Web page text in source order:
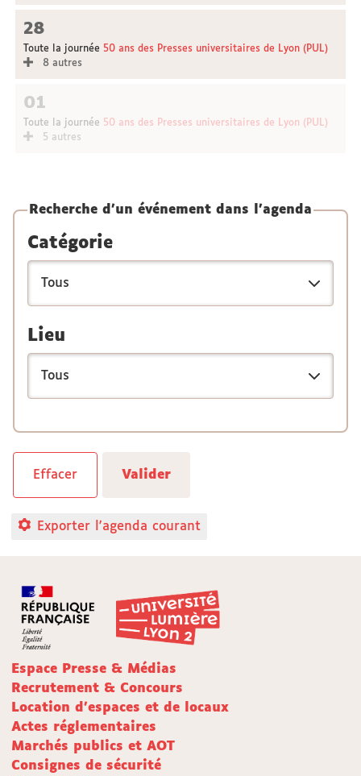
28
Toute la journée 50 ans des Presses universitaires de Lyon (PUL)
8 autres
01
Toute la journée 50 ans des Presses universitaires de Lyon (PUL)
5 autres
Recherche d'un événement dans l'agenda
Catégorie
Lieu
Exporter l'agenda courant
Espace Presse & Médias
Recrutement & Concours
Location d'espaces et de locaux
Actes réglementaires
Marchés publics et AOT
Consignes de sécurité